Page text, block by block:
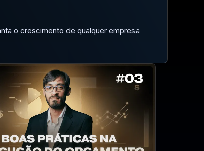
o crescimento de qualquer empresa